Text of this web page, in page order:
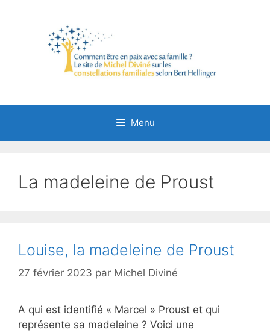
Menu
La madeleine de Proust
Louise, la madeleine de Proust
27 février 2023 par Michel Diviné
A qui est identifié « Marcel » Proust et qui
représente sa madeleine ? Voici une